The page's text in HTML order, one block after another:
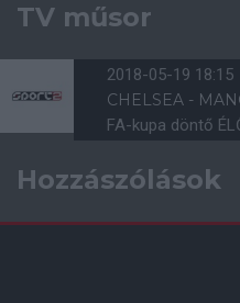
TV műsor
2018-05-19 18:15
CHELSEA -
FA-kupa döntő
Hozzászólások